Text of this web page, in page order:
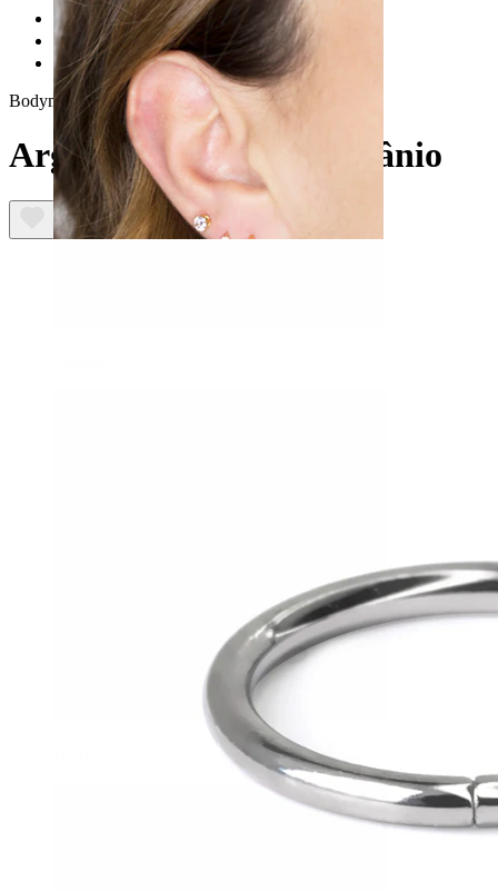
Lábio
Joias em titânio para piercing no lábio
Argola articulada em titânio
Bodymod Premium
Argola articulada em titânio